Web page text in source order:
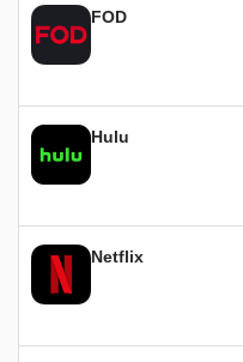
FOD
Hulu
Netflix